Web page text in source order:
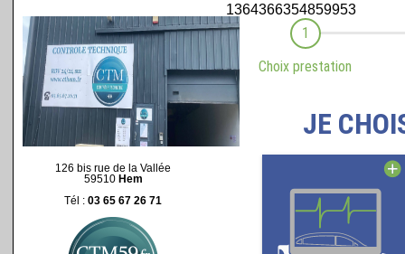
126 bis rue de la Vallée
59510 Hem
Tél : 03 65 67 26 71